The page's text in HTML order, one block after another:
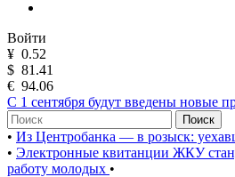
Войти
¥ 0.52
$ 81.41
€ 94.06
С 1 сентября будут введены новые
Поиск
• Из Центробанка — в розыск:
• Электронные квитанции ЖКУ
работу молодых •